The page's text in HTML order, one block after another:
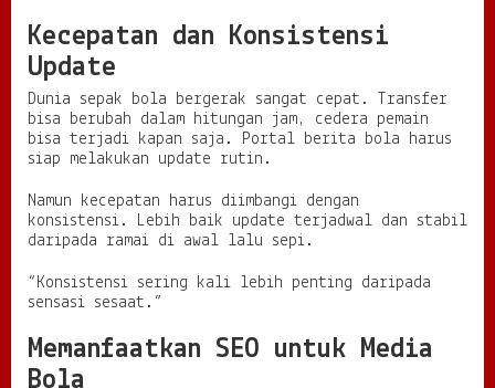
Kecepatan dan Konsistensi
Update
Dunia sepak bola bergerak sangat cepat. Transfer
bisa berubah dalam hitungan jam, cedera pemain
bisa terjadi kapan saja. Portal berita bola harus
siap melakukan update rutin.
Namun kecepatan harus diimbangi dengan
konsistensi. Lebih baik update terjadwal dan stabil
daripada ramai di awal lalu sepi.
“Konsistensi sering kali lebih penting daripada
sensasi sesaat.”
Memanfaatkan SEO untuk Media
Bola